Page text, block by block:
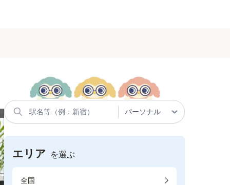
エリア を選ぶ
全国